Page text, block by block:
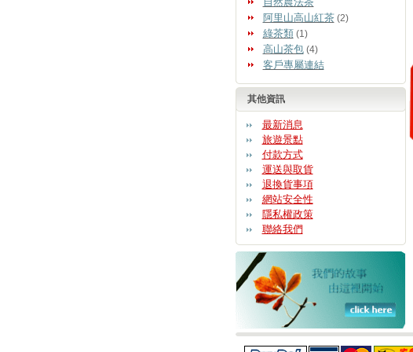
阿里山高山紅茶(2)
綠茶類 (1)
高山茶包(4)
客戶專屬連結
其他資訊
最新消息
旅遊景點
付款方式
運送與取貨
退換貨事項
網站安全性
隱私權政策
聯絡我們